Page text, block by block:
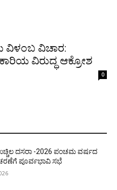
ವಿಳಂಬ ವಿಚಾರ:
ವಿರುದ್ಧ ಆಕ್ರೋಶ
0
ದಸರಾ -2026 ಪಂಚಮ ವರ್ಷದ
ಪೂರ್ವಭಾವಿ ಸಭೆ